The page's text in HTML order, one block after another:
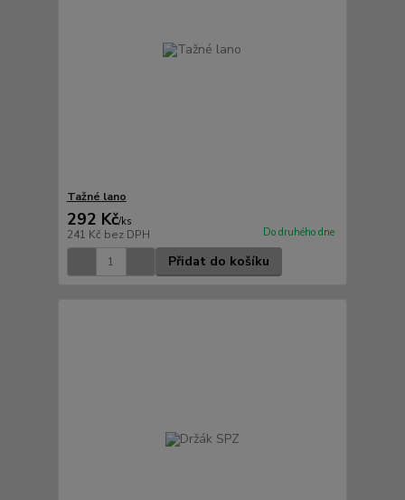
Tažné lano
292 Kč/ks
241 Kč bez DPH Do druhého dne
Přidat do košíku